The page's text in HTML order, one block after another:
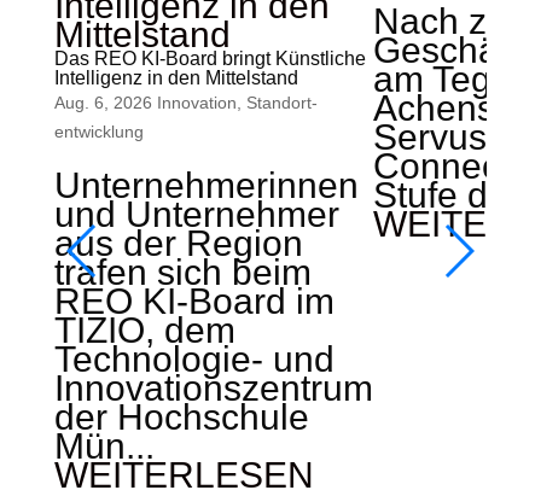
Das REO KI-Board bringt Künstliche
Intelligenz in den Mittelstand
Aug. 6, 2026 Innovation
Standort­
entwicklung
Unternehmerinnen
und Unternehmer
aus der Region
trafen sich beim
REO KI-Board im
TIZIO, dem
Technologie- und
Innovationszentrum
der Hochschule
Mün...
WEITERLESEN
Nach
am
Connect
Stufe der